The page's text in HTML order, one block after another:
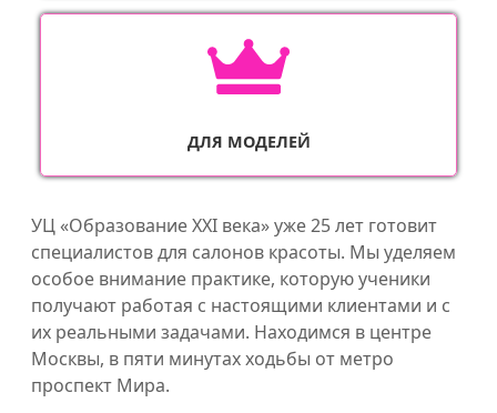
ДЛЯ МОДЕЛЕЙ
УЦ «Образование XXI века» уже 25 лет готовит
специалистов для салонов красоты. Мы уделяем
особое внимание практике, которую ученики
получают работая с настоящими клиентами и с
их реальными задачами. Находимся в центре
Москвы, в пяти минутах ходьбы от метро
проспект Мира.